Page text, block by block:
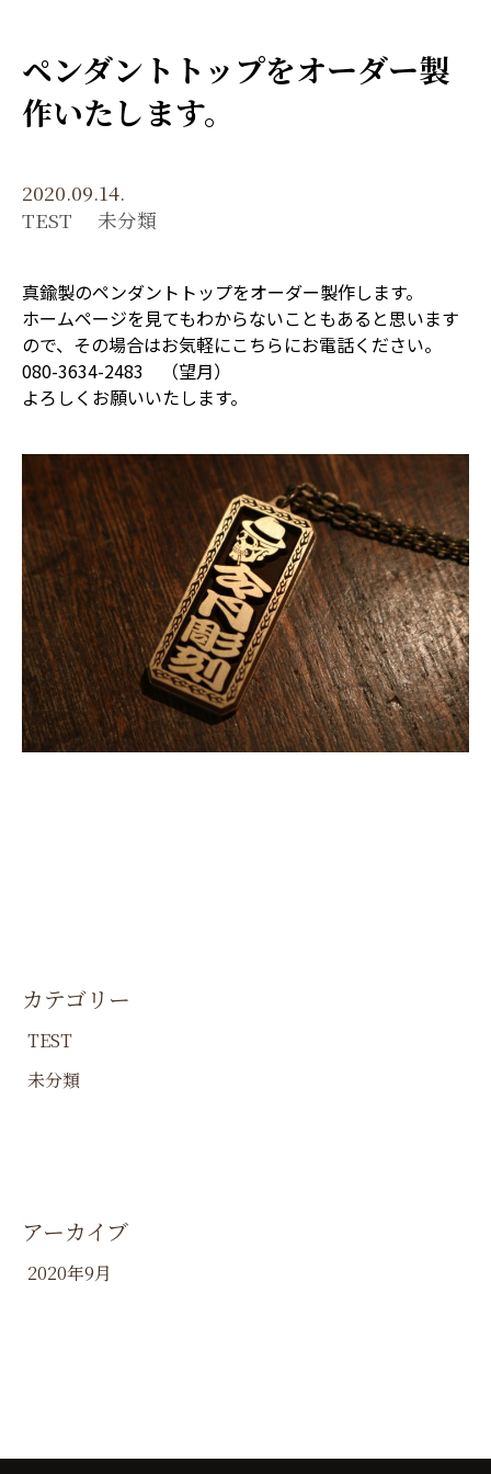
ペンダントトップをオーダー製
作いたします。
2020.09.14.
TEST
未分類
真鍮製のペンダントトップをオーダー製作します。
ホームページを見てもわからないこともあると思います
ので、その場合はお気軽にこちらにお電話ください。
080-3634-2483 （望月）
よろしくお願いいたします。
カテゴリー
TEST
未分類
アーカイブ
2020年9月